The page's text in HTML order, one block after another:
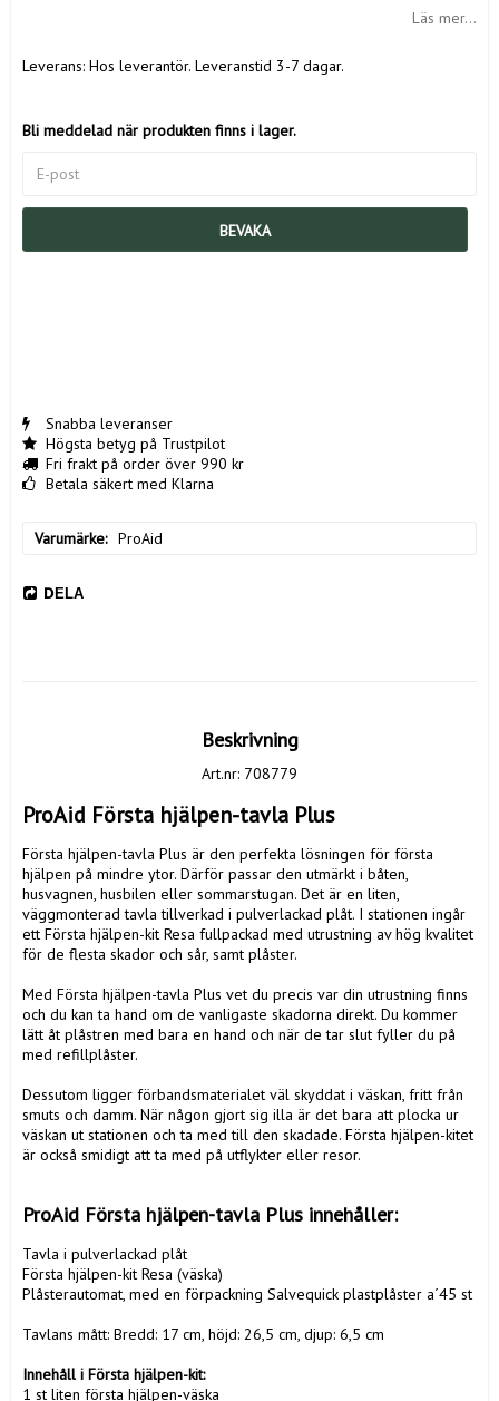
Läs mer...
Leverans: Hos leverantör. Leveranstid 3-7 dagar.
Bli meddelad när produkten finns i lager.
BEVAKA
Snabba leveranser
Högsta betyg på Trustpilot
Fri frakt på order över 990 kr
Betala säkert med Klarna
Varumärke ProAid
DELA
Beskrivning
Art.nr: 708779
ProAid Första hjälpen-tavla Plus
Första hjälpen-tavla Plus är den perfekta lösningen för första
hjälpen på mindre ytor. Därför passar den utmärkt i båten,
husvagnen, husbilen eller sommarstugan. Det är en liten,
väggmonterad tavla tillverkad i pulverlackad plåt. I stationen ingår
ett Första hjälpen-kit Resa fullpackad med utrustning av hög kvalitet
för de flesta skador och sår, samt plåster.
Med Första hjälpen-tavla Plus vet du precis var din utrustning finns
och du kan ta hand om de vanligaste skadorna direkt. Du kommer
lätt åt plåstren med bara en hand och när de tar slut fyller du på
med refillplåster.
Dessutom ligger förbandsmaterialet väl skyddat i väskan, fritt från
smuts och damm. När någon gjort sig illa är det bara att plocka ur
väskan ut stationen och ta med till den skadade. Första hjälpen-kitet
är också smidigt att ta med på utflykter eller resor.
ProAid Första hjälpen-tavla Plus innehåller:
Tavla i pulverlackad plåt
Första hjälpen-kit Resa (väska)
Plåsterautomat, med en förpackning Salvequick plastplåster a´45 st
Tavlans mått: Bredd: 17 cm, höjd: 26,5 cm, djup: 6,5 cm
Innehåll i Första hjälpen-kit:
1 st liten första hjälpen-väska